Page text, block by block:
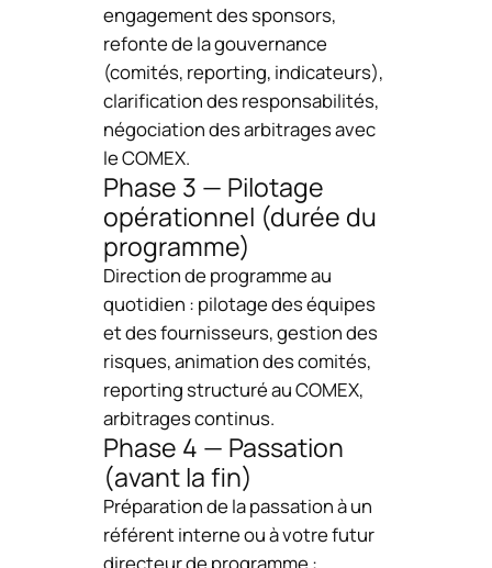
engagement des sponsors,
refonte de la gouvernance
(comités, reporting, indicateurs),
clarification des responsabilités,
négociation des arbitrages avec
le COMEX.
Phase 3 — Pilotage
opérationnel (durée du
programme)
Direction de programme au
quotidien : pilotage des équipes
et des fournisseurs, gestion des
risques, animation des comités,
reporting structuré au COMEX,
arbitrages continus.
Phase 4 — Passation
(avant la fin)
Préparation de la passation à un
référent interne ou à votre futur
directeur de programme :